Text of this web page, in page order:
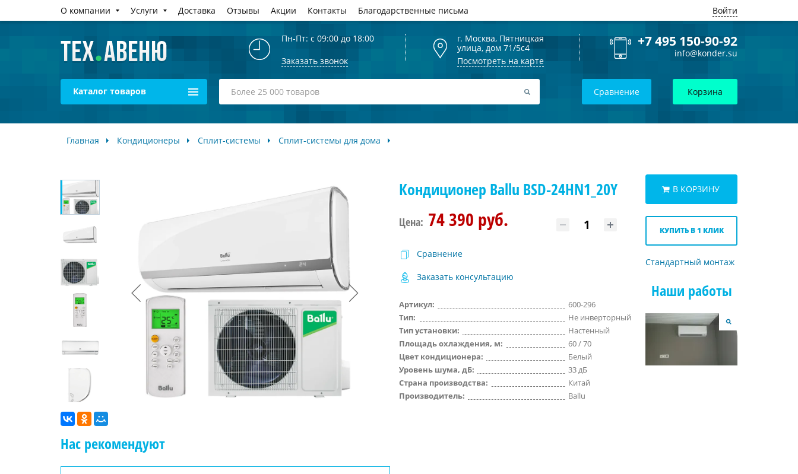
О компании Услуги Доставка Отзывы Акции Контакты Благодарственные письма Войти
Пн-Пт: с 09:00 до 18:00
Заказать звонок
г. Москва, Пятницкая
улица, дом 71/5с4
Посмотреть на карте
+7 495 150-90-92
info@konder.su
Каталог товаров Сравнение Корзина
Главная Кондиционеры Сплит-системы Сплит-системы для дома
Нас рекомендуют
Кондиционер Ballu BSD-24HN1_20Y
Цена: 74 390 руб.
Сравнение
Заказать консультацию
Артикул:
600-296
Тип:
Не инверторный
Тип установки:
Настенный
Площадь охлаждения, м:
60 / 70
Цвет кондиционера:
Белый
Уровень шума, дБ:
33 дБ
Страна производства:
Китай
Производитель:
Ballu
В КОРЗИНУ
КУПИТЬ В 1 КЛИК
Стандартный монтаж
Наши работы